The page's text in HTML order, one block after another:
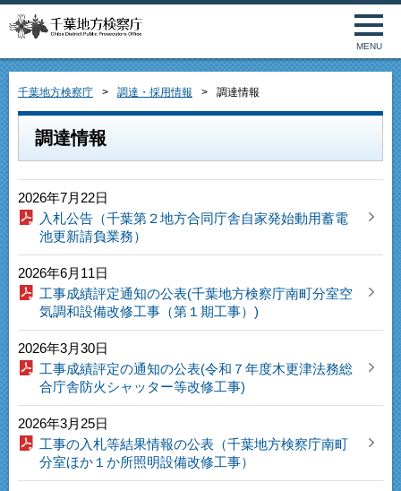
MENU
千葉地方検察庁 調達・採用情報 調達情報
調達情報
2026年7月22日
入札公告（千葉第２地方合同庁舎自家発始動用蓄電
池更新請負業務）
2026年6月11日
工事成績評定通知の公表(千葉地方検察庁南町分室空
気調和設備改修工事（第１期工事）)
2026年3月30日
工事成績評定の通知の公表(令和７年度木更津法務総
合庁舎防火シャッター等改修工事)
2026年3月25日
工事の入札等結果情報の公表（千葉地方検察庁南町
分室ほか１か所照明設備改修工事）